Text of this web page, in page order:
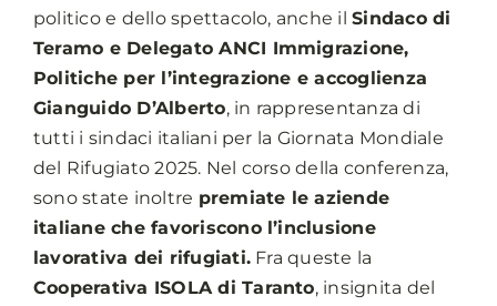
politico e dello spettacolo, anche ilSindaco di
Teramo e Delegato ANCI Immigrazione,
Politiche per l’integrazione e accoglienza
Gianguido D’Alberto, in rappresentanza di
tutti i sindaci italiani per la Giornata Mondiale
del Rifugiato 2025. Nel corso della conferenza,
sono state inoltre premiate le aziende
italiane che favoriscono l’inclusione
lavorativa dei rifugiati. Fra queste la
Cooperativa ISOLA di Taranto, insignita del